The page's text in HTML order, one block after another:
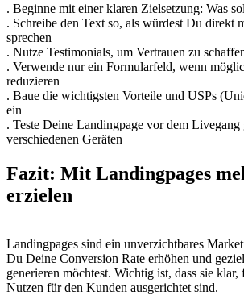
. Beginne mit einer klaren Zielsetzung: Was
. Schreibe den Text so, als würdest Du direkt
sprechen
. Nutze Testimonials, um Vertrauen zu
. Verwende nur ein Formularfeld, wenn
reduzieren
. Baue die wichtigsten Vorteile und USPs
ein
. Teste Deine Landingpage vor dem
verschiedenen Geräten
Fazit: Mit Landingpages
erzielen
Landingpages sind ein unverzichtbares
Du Deine Conversion Rate erhöhen und
generieren möchtest. Wichtig ist, dass sie
Nutzen für den Kunden ausgerichtet sind.